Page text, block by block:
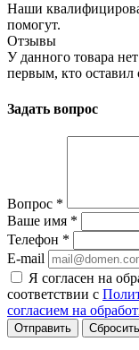
Наши
помогут.
Отзывы
У данного товара
первым, кто оставил
Задать вопрос
Вопрос *
Ваше имя *
Телефон *
E-mail
Я согласен на
соответствии с
согласием на
Сбросить